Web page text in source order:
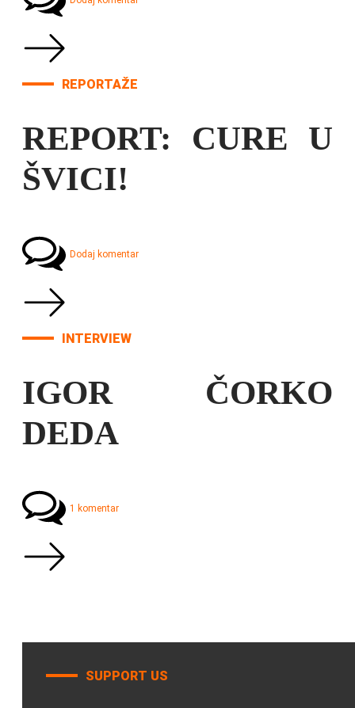
REPORTAŽE
REPORT: CURE U
ŠVICI!
Dodaj komentar
INTERVIEW
IGOR ČORKO
DEDA
1 komentar
SUPPORT US